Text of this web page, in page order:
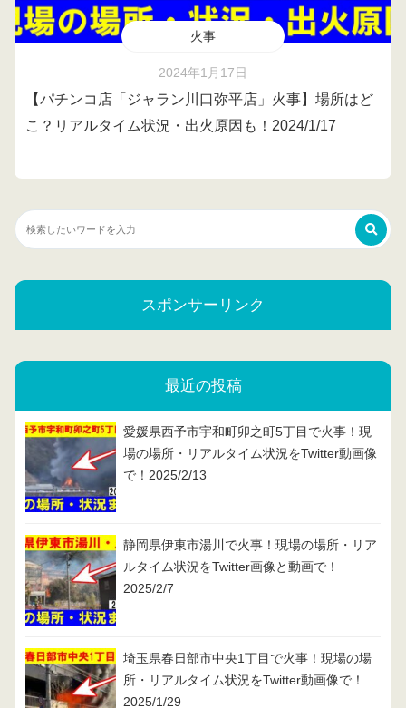
火事
2024年1月17日
【パチンコ店「ジャラン川口弥平店」火事】場所はど
こ？リアルタイム状況・出火原因も！2024/1/17
スポンサーリンク
最近の投稿
愛媛県西予市宇和町卯之町5丁目で火事！現
場の場所・リアルタイム状況をTwitter動画像
で！2025/2/13
静岡県伊東市湯川で火事！現場の場所・リア
ルタイム状況をTwitter画像と動画で！
2025/2/7
埼玉県春日部市中央1丁目で火事！現場の場
所・リアルタイム状況をTwitter動画像で！
2025/1/29